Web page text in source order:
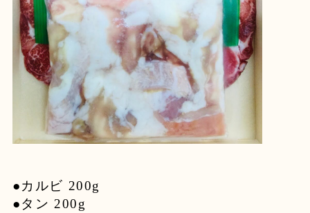
●カルビ 200g
●タン 200g